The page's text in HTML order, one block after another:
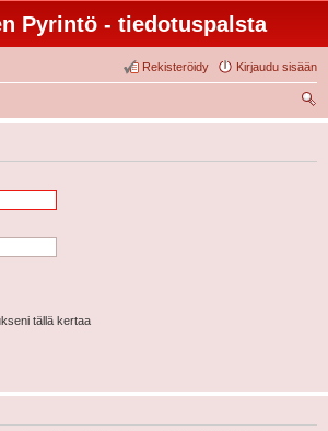
Pyrintö - tiedotuspalsta
Kirjaudu sisään
Rekisteröidy
tsi
tällä kertaa